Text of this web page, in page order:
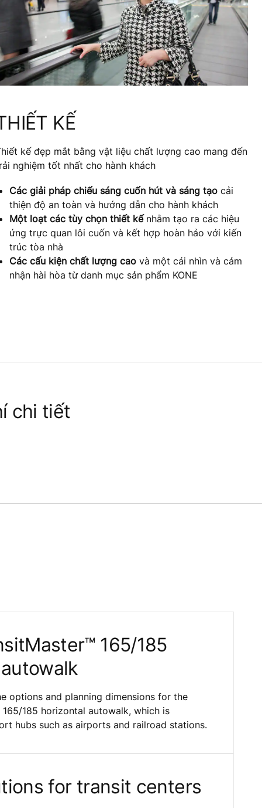
KẾ
kế đẹp mắt bằng vật liệu chất lượng cao mang đến
nghiệm tốt nhất cho hành khách
Các giải pháp chiếu sáng cuốn hút và sáng tạo cải
thiện độ an toàn và hướng dẫn cho hành khách
Một loạt các tùy chọn thiết kếnhằm tạo ra các hiệu
ứng trực quan lôi cuốn và kết hợp hoàn hảo với kiến
trúc tòa nhà
Các cấu kiện chất lượng cao và một cái nhìn và cảm
nhận hài hòa từ danh mục sản phẩm KONE
chi tiết
165/185
options and planning dimensions for the
165/185 horizontal autowalk, which is
hubs such as airports and railroad stations.
for transit centers